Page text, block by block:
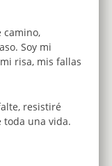
camino,
Soy mi
risa, mis fallas
resistiré
toda una vida.